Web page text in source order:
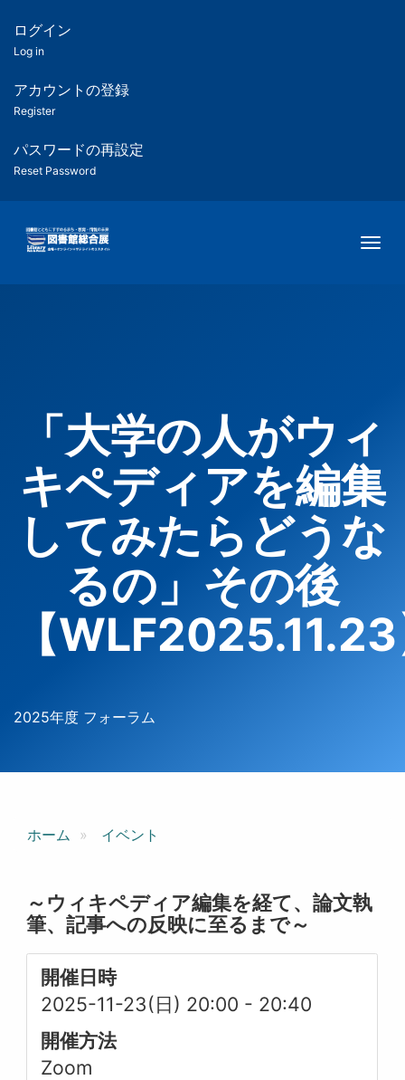
ツ
匿
名
ユ
ー
ー
用
メ
ログイン
Log in
アカウントの登録
Register
パスワードの再設定
Reset Password
「大学の人がウィ
キペディアを編集
してみたらどうな
るの」その後
【
2025年度 フォーラム
ホーム イベント
～ウィキペディア編集を経て、論文執
筆、記事への反映に至るまで～
開催日時
2025-11-23(日) 20:00 - 20:40
開催方法
Zoom